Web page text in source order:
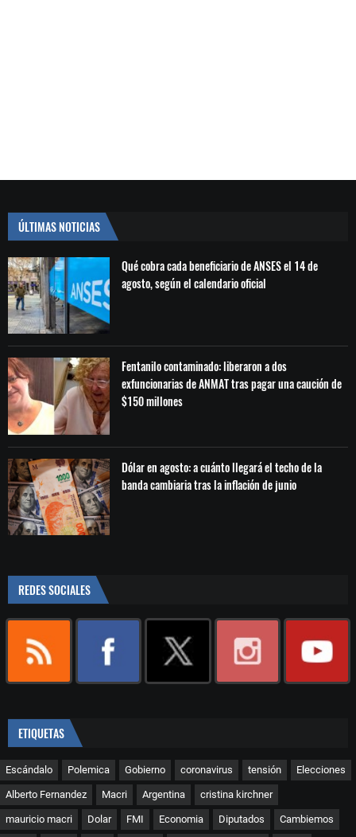
ÚLTIMAS NOTICIAS
Qué cobra cada beneficiario de ANSES el 14 de
agosto, según el calendario oficial
Fentanilo contaminado: liberaron a dos
exfuncionarias de ANMAT tras pagar una caución de
$150 millones
Dólar en agosto: a cuánto llegará el techo de la
banda cambiaria tras la inflación de junio
REDES SOCIALES
ETIQUETAS
Escándalo Polemica Gobierno coronavirus tensión Elecciones
Alberto Fernandez Macri Argentina cristina kirchner
mauricio macri Dolar FMI Economia Diputados Cambiemos